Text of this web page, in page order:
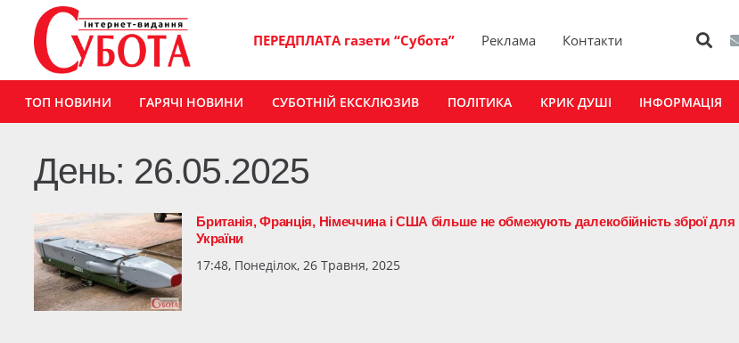
ПЕРЕДПЛАТА газети “Субота” Реклама Контакти
ТОП НОВИНИ ГАРЯЧІ НОВИНИ СУБОТНІЙ ЕКСКЛЮЗИВ ПОЛІТИКА КРИК ДУШІ ІНФОРМАЦІЯ
День: 26.05.2025
Британія, Франція, Німеччина і США більше не обмежують далекобійність зброї для
України
17:48, Понеділок, 26 Травня, 2025